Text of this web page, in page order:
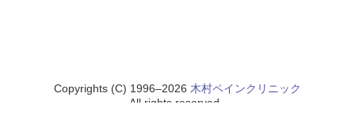
Copyrights (C) 1996–2026 木村ペインクリニック
All rights reserved..